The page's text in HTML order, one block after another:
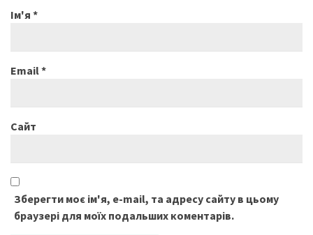
Ім'я *
Email*
Сайт
Зберегти моє ім'я, e-mail, та адресу сайту в цьому
браузері для моїх подальших коментарів.